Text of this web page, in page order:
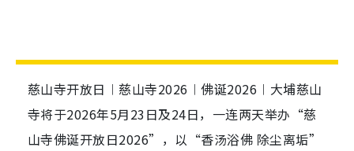
慈山寺开放日︱慈山寺2026︱佛诞2026︱大埔慈山
寺将于2026年5月23日及24日，一连两天举办“慈
山寺佛诞开放日2026”，以“香汤浴佛 除尘离垢”